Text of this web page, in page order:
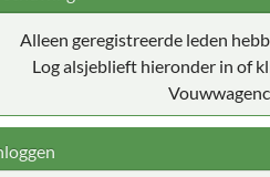
Alleen geregistreerde leden
Log alsjeblieft hieronder in of